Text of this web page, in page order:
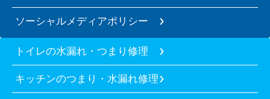
ソーシャルメディアポリシー
トイレの水漏れ・つまり修理
キッチンのつまり・水漏れ修理